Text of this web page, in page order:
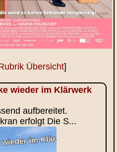
Übersicht]
wieder im Klärwerk
aufbereitet.
erfolgt Die S...